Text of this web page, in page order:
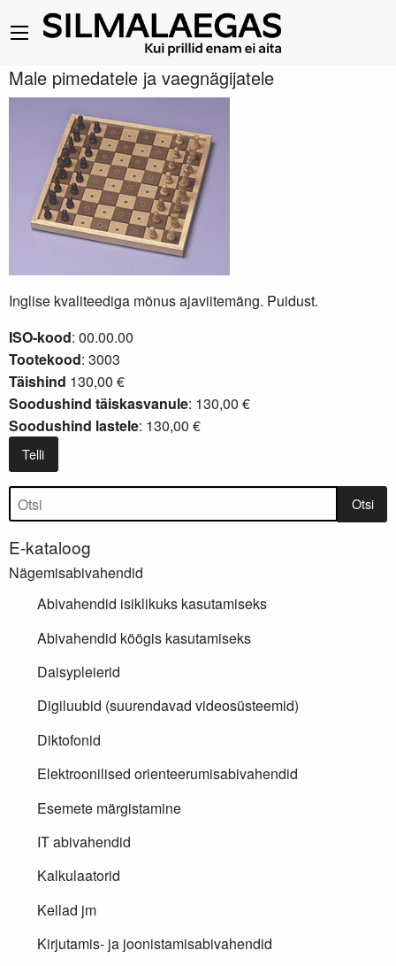
Male pimedatele ja vaegnägijatele
Inglise kvaliteediga mõnus ajaviitemäng. Puidust.
ISO-kood: 00.00.00
Tootekood: 3003
Täishind 130,00 €
Soodushind täiskasvanule: 130,00 €
Soodushind lastele: 130,00 €
Telli
Tootepuu Otsi
E-kataloog
Nägemisabivahendid
Abivahendid isiklikuks kasutamiseks
Abivahendid köögis kasutamiseks
Daisypleierid
Digiluubid (suurendavad videosüsteemid)
Diktofonid
Elektroonilised orienteerumisabivahendid
Esemete märgistamine
IT abivahendid
Kalkulaatorid
Kellad jm
Kirjutamis- ja joonistamisabivahendid